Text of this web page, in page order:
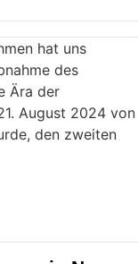
hat uns
des
Ära der
August 2024 von
den zweiten